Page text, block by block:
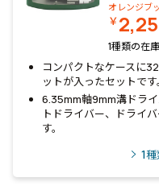
オレンジブ
￥
1種類の在
コンパクトなケースに
ットが入ったセットです。
6.35mm軸9mm溝ドラ
トドライバー、ドライ
す。
1種